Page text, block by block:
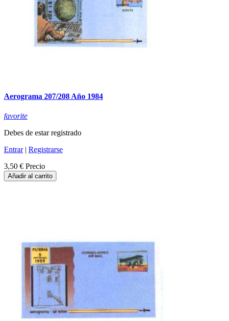
Aerograma 207/208 Año 1984
favorite
Debes de estar registrado
Entrar| Registrarse
3,50 € Precio
Añadir al carrito